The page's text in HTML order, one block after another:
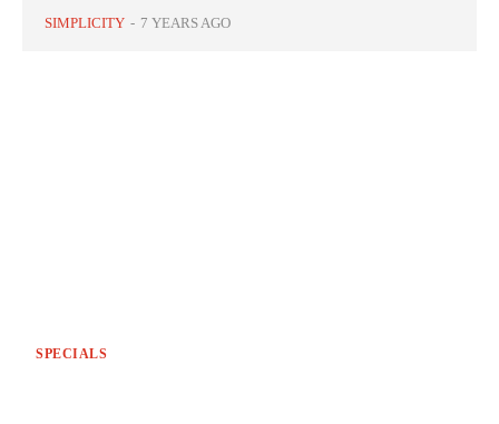
SIMPLICITY - 7 YEARS AGO
SPECIALS